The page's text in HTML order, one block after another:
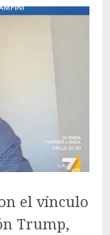
el vínculo
Trump,